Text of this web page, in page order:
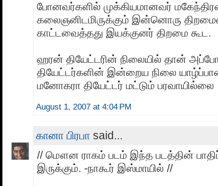
போனவர்களில் முக்கியமானவர்
கலைஞனிடமிருக்கும் இன்னொரு
காட்டவைத்தது இயக்குனர் திறமை கூட.
ஹரன் தியேட்டரின் நிலையில் தான்
தியேட்டர்களின் இன்றைய நிலை
மனோகரா தியேட்டர் மட்டும் பரவாயில்லை
August 1, 2007 at 4:04 PM
கானா பிரபா said...
// மௌன ராகம் படம் இந்த படத்தின்
இருக்கும். -நாகூர் இஸ்மாயில் //